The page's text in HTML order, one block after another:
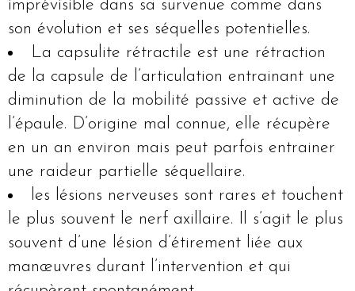
imprévisible dans sa survenue comme dans
son évolution et ses séquelles potentielles.
La capsulite rétractile est une rétraction
de la capsule de l’articulation entrainant une
diminution de la mobilité passive et active de
l’épaule. D’origine mal connue, elle récupère
en un an environ mais peut parfois entrainer
une raideur partielle séquellaire.
les lésions nerveuses sont rares et touchent
le plus souvent le nerf axillaire. Il s’agit le plus
souvent d’une lésion d’étirement liée aux
manœuvres durant l’intervention et qui